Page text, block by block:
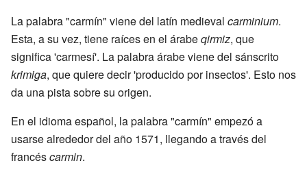
La palabra "carmín" viene del latín medieval carminium.
Esta, a su vez, tiene raíces en el árabeqirmiz, que
significa 'carmesí'. La palabra árabe viene del sánscrito
krimiga, que quiere decir 'producido por insectos'. Esto nos
da una pista sobre su origen.
En el idioma español, la palabra "carmín" empezó a
usarse alrededor del año 1571, llegando a través del
francéscarmin.